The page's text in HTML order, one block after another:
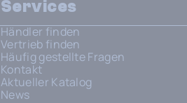
Services
Händler finden
Vertrieb finden
Häufig gestellte Fragen
Kontakt
Aktueller Katalog
News